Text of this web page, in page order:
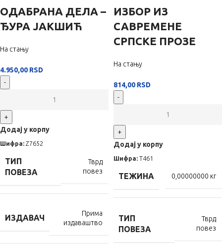
ОДАБРАНА ДЕЛА –
ЂУРА ЈАКШИЋ
На стању
4.950,00 RSD
-
+
Додај у корпу
Шифра: Z7652
ТИП
ПОВЕЗА
Тврд
повез
ИЗДАВАЧ
Прима
издаваштво
ИЗБОР ИЗ
САВРЕМЕНЕ
СРПСКЕ ПРОЗЕ
На стању
814,00 RSD
-
+
Додај у корпу
Шифра: Т461
ТЕЖИНА 0,00000000 кг
ТИП
ПОВЕЗА
Тврд
повез